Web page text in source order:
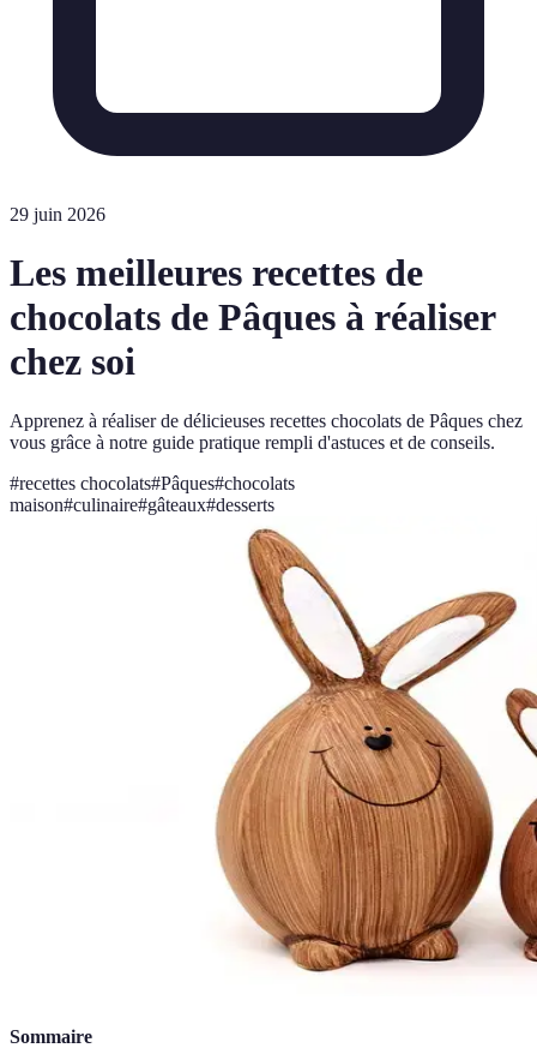
29 juin 2026
Les meilleures recettes de
chocolats de Pâques à réaliser
chez soi
Apprenez à réaliser de délicieuses recettes chocolats de Pâques chez
vous grâce à notre guide pratique rempli d'astuces et de conseils.
#recettes chocolats#Pâques#chocolats
maison#culinaire#gâteaux#desserts
Sommaire